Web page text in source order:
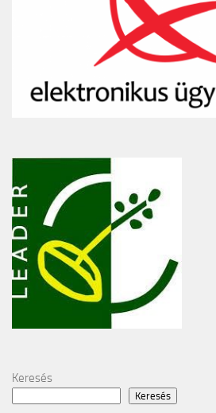
Keresés
Keresés